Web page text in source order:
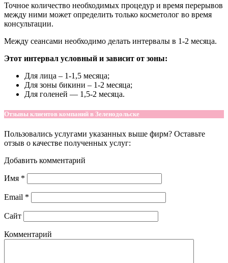
Точное количество необходимых процедур и время перерывов
между ними может определить только косметолог во время
консультации.
Между сеансами необходимо делать интервалы в 1-2 месяца.
Этот интервал условный и зависит от зоны:
Для лица – 1-1,5 месяца;
Для зоны бикини – 1-2 месяца;
Для голеней — 1,5-2 месяца.
Отзывы клиентов компаний в Зеленодольске
Пользовались услугами указанных выше фирм? Оставьте
отзыв о качестве полученных услуг:
Добавить комментарий
Имя *
Email *
Сайт
Комментарий